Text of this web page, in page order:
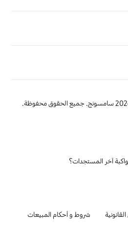
شروط و أحكام المبيعات
آخر المستجدات؟